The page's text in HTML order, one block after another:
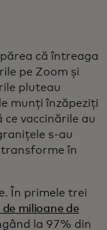
că întreaga
pe Zoom și
pluteau
munți înzăpeziți
vaccinările au
s-au
transforme în
În primele trei
de milioane de
la 97% din